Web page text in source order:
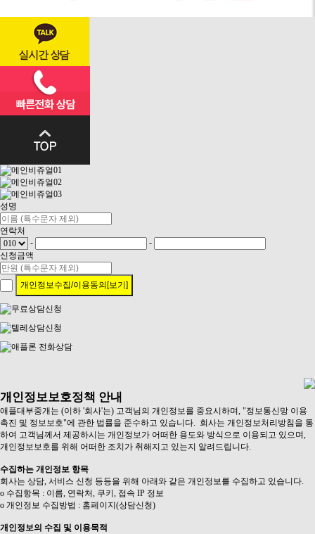
성명
연락처
-
-
신청금액
개인정보수집/이용동의[보기]
개인정보보호정책 안내
애플대부중개는 (이하 '회사'는) 고객님의 개인정보를 중요시하며, "정보통신망 이용
촉진 및 정보보호"에 관한 법률을 준수하고 있습니다. 회사는 개인정보처리방침을 통
하여 고객님께서 제공하시는 개인정보가 어떠한 용도와 방식으로 이용되고 있으며,
개인정보보호를 위해 어떠한 조치가 취해지고 있는지 알려드립니다.
수집하는 개인정보 항목
회사는 상담, 서비스 신청 등등을 위해 아래와 같은 개인정보를 수집하고 있습니다.
ο 수집항목 : 이름, 연락처, 쿠키, 접속 IP 정보
ο 개인정보 수집방법 : 홈페이지(상담신청)
개인정보의 수집 및 이용목적